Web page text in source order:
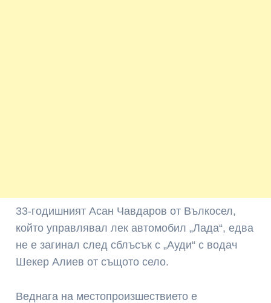
33-годишният Асан Чавдаров от Вълкосел,
който управлявал лек автомобил „Лада“, едва
не е загинал след сблъсък с „Ауди“ с водач
Шекер Алиев от същото село.
Веднага на местопроизшествието е